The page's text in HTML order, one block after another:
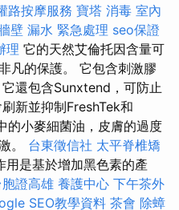
路按摩服務 寶塔 消毒 室內
壁 漏水 緊急處理 seo保證
理 它的天然艾倫托因含量可
凡的保護。 它包含刺激膠
還包含Sunxtend，可防止
新並抑制FreshTek和
的小麥細菌油，皮膚的過度
。 台東徵信社 太平脊椎矯
用是基於增加黑色素的產
胞證高雄 養護中心 下午茶外
SEO教學資料 茶會 除蟑